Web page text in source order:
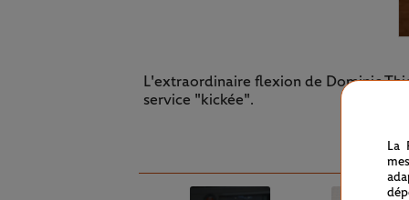
L'extraordinaire flexion de Dominic
service "kickée".
La